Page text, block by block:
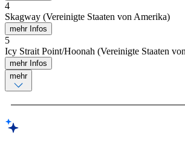
4
Skagway (Vereinigte Staaten von Amerika)
mehr Infos
5
Icy Strait Point/Hoonah (Vereinigte Staaten
mehr Infos
mehr